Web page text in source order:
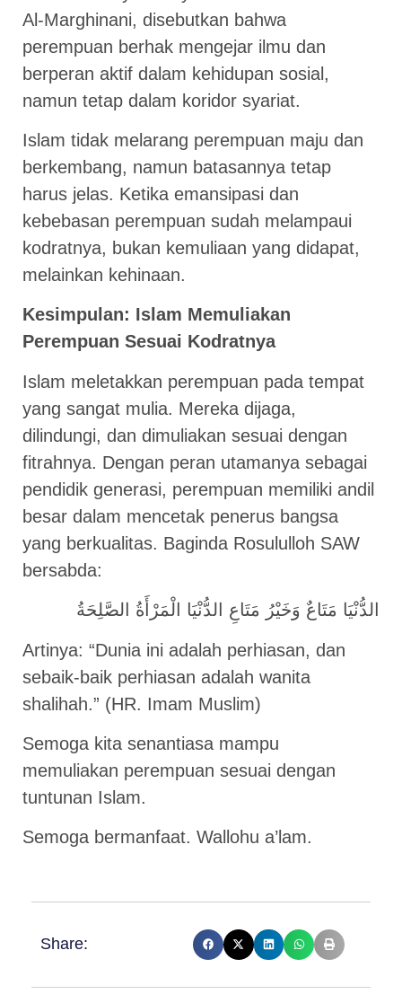
Al-Marghinani, disebutkan bahwa
perempuan berhak mengejar ilmu dan
berperan aktif dalam kehidupan sosial,
namun tetap dalam koridor syariat.
Islam tidak melarang perempuan maju dan
berkembang, namun batasannya tetap
harus jelas. Ketika emansipasi dan
kebebasan perempuan sudah melampaui
kodratnya, bukan kemuliaan yang didapat,
melainkan kehinaan.
Kesimpulan: Islam Memuliakan
Perempuan Sesuai Kodratnya
Islam meletakkan perempuan pada tempat
yang sangat mulia. Mereka dijaga,
dilindungi, dan dimuliakan sesuai dengan
fitrahnya. Dengan peran utamanya sebagai
pendidik generasi, perempuan memiliki andil
besar dalam mencetak penerus bangsa
yang berkualitas. Baginda Rosululloh SAW
bersabda:
الدُّنْيَا مَتَاعٌ وَخَيْرُ مَتَاعِ الدُّنْيَا الْمَرْأَةُ الصَّلِحَةُ
Artinya: “Dunia ini adalah perhiasan, dan
sebaik-baik perhiasan adalah wanita
shalihah.” (HR. Imam Muslim)
Semoga kita senantiasa mampu
memuliakan perempuan sesuai dengan
tuntunan Islam.
Semoga bermanfaat. Wallohu a’lam.
Share: